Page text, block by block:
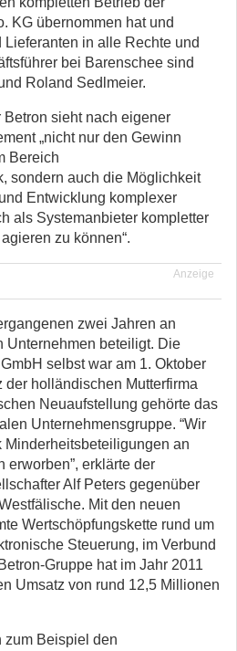
KG übernommen hat und
Lieferanten in alle Rechte und
bei Barenschee sind
Roland Sedlmeier.
sieht nach eigener
„nicht nur den Gewinn
Bereich
sondern auch die Möglichkeit
Entwicklung komplexer
als Systemanbieter kompletter
zu können“.
Anzeige
zwei Jahren an
Unternehmen beteiligt. Die
selbst war am 1. Oktober
der holländischen Mutterfirma
Neuaufstellung gehörte das
Unternehmensgruppe. “Wir
Minderheitsbeteiligungen an
erworben”, erklärte der
Alf Peters gegenüber
Mit den neuen
Wertschöpfungskette rund um
Steuerung, im Verbund
Gruppe hat im Jahr 2011
Umsatz von rund 12,5 Millionen
zum Beispiel den